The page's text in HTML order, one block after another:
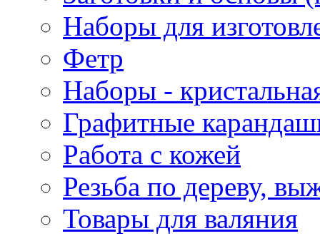
Наборы для
Фетр
Наборы -
Графитные
Работа с кожей
Резьба по дереву,
Товары для валяния